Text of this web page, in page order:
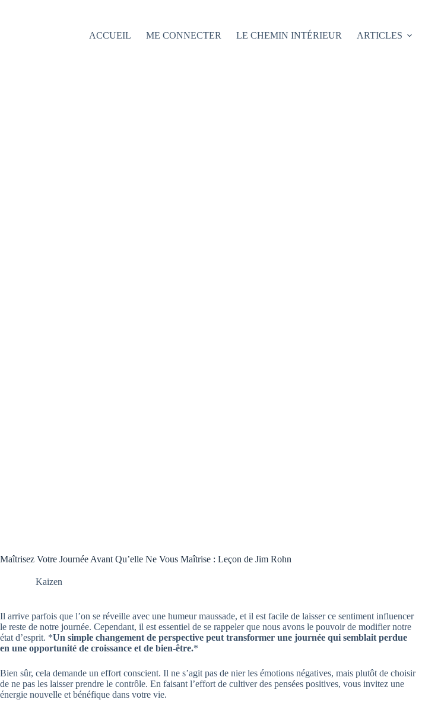
ACCUEIL
ME CONNECTER LE CHEMIN INTÉRIEUR ARTICLES
Maîtrisez Votre Journée Avant Qu’elle Ne Vous Maîtrise : Leçon de Jim Rohn
Kaizen
Il arrive parfois que l’on se réveille avec une humeur maussade, et il est facile de laisser ce sentiment influencer
le reste de notre journée. Cependant, il est essentiel de se rappeler que nous avons le pouvoir de modifier notre
état d’esprit. *Un simple changement de perspective peut transformer une journée qui semblait perdue
en une opportunité de croissance et de bien-être.*
Bien sûr, cela demande un effort conscient. Il ne s’agit pas de nier les émotions négatives, mais plutôt de choisir
de ne pas les laisser prendre le contrôle. En faisant l’effort de cultiver des pensées positives, vous invitez une
énergie nouvelle et bénéfique dans votre vie.